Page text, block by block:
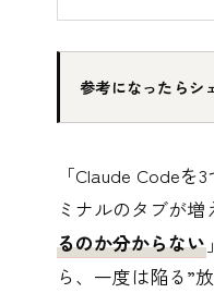
参考になったらシ
「Claude Code
ミナルのタブが増
るのか分からない
ら、一度は陥る”